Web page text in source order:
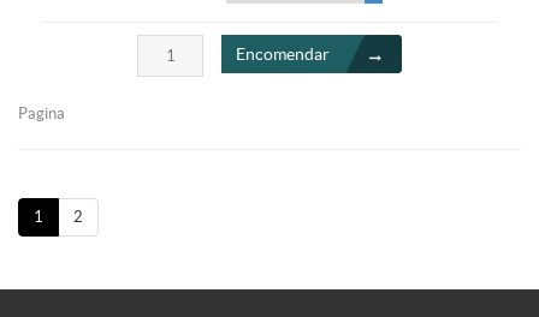
Encomendar
Pagina
1 2